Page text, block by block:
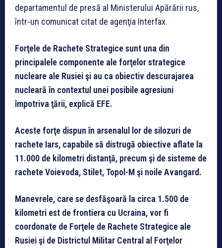
departamentul de presă al Ministerului Apărării rus,
într-un comunicat citat de agenţia Interfax.
Forţele de Rachete Strategice sunt una din
principalele componente ale forţelor strategice
nucleare ale Rusiei şi au ca obiectiv descurajarea
nucleară în contextul unei posibile agresiuni
împotriva ţării, explică EFE.
Aceste forţe dispun în arsenalul lor de silozuri de
rachete Iars, capabile să distrugă obiective aflate la
11.000 de kilometri distanţă, precum şi de sisteme de
rachete Voievoda, Stilet, Topol-M şi noile Avangard.
Manevrele, care se desfăşoară la circa 1.500 de
kilometri est de frontiera cu Ucraina, vor fi
coordonate de Forţele de Rachete Strategice ale
Rusiei şi de Districtul Militar Central al Forţelor